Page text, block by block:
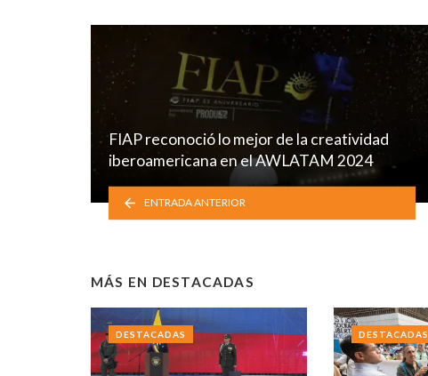
FIAP reconoció lo mejor de la creatividad
iberoamericana en el AWLATAM 2024
ENTRADA ANTERIOR
MÁS EN DESTACADAS
DESTACADAS DESTACADAS